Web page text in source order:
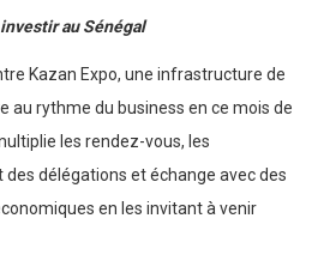
au Sénégal
Kazan Expo, une infrastructure de
au rythme du business en ce mois de
les rendez-vous, les
délégations et échange avec des
en les invitant à venir